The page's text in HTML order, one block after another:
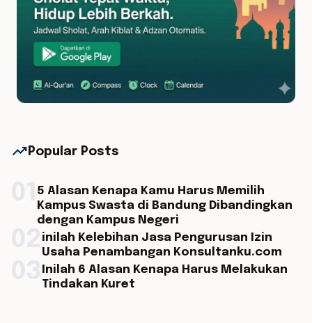
trending_up Popular Posts
5 Alasan Kenapa Kamu Harus Memilih
Kampus Swasta di Bandung Dibandingkan
dengan Kampus Negeri
inilah Kelebihan Jasa Pengurusan Izin
Usaha Penambangan Konsultanku.com
Inilah 6 Alasan Kenapa Harus Melakukan
Tindakan Kuret